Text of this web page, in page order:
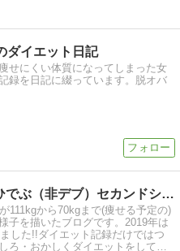
ダイエット日記
せにくい体質になってしまった女
録を日記に綴っています。脱オバ
HACHI-DIET ひでぶ（非デブ）セカンドシーズン
111kgから70kgまで(痩せる予定の)
子を描いたブログです。2019年は
した!!ダイエット記録だけではつ
ろ・おかしくダイエットをしてい